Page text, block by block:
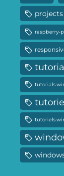
projects
raspberry-